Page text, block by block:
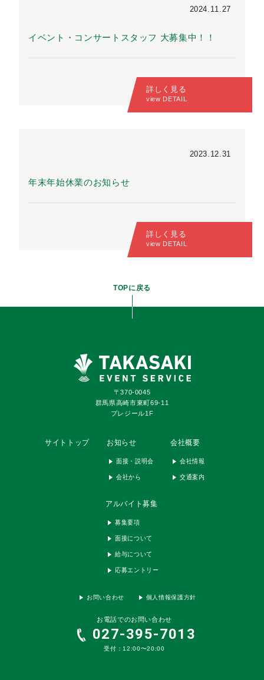
イベント・コンサートスタッフ 大募集中！！
2024.11.27
詳しく見る
view DETAIL
年末年始休業のお知らせ
2023.12.31
詳しく見る
view DETAIL
TOPに戻る
〒370-0045
群馬県高崎市東町69-11
プレジール1F
サイトトップ お知らせ
面接・説明会
会社から
会社概要
会社情報
交通案内
アルバイト募集
募集要項
面接について
給与について
応募エントリー
お問い合わせ 個人情報保護方針
お電話でのお問い合わせ
027-395-7013
受付：12:00〜20:00